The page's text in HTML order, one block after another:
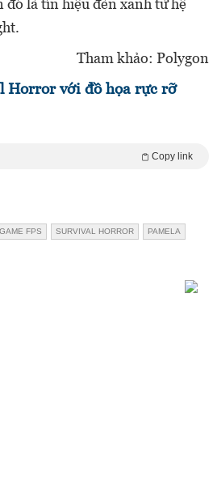
đó là tín hiệu đèn xanh từ hệ
Tham khảo: Polygon
Horror với đồ họa rực rỡ
Copy link
GAME FPS SURVIVAL HORROR PAMELA